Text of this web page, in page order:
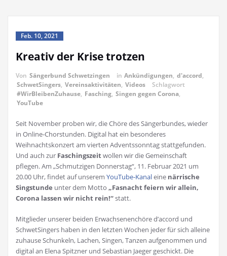
Feb. 10, 2021
Kreativ der Krise trotzen
Von Sängerbund Schwetzingen in Ankündigungen, d'accord,
SchwetSingers, Vereinsaktivitäten, Videos
Schlagwort
#WirBleibenZuhause, Fasching, Singen gegen Corona,
YouTube
Seit November proben wir, die Chöre des Sängerbundes, wieder
in Online-Chorstunden. Digital hat ein besonderes
Weihnachtskonzert am vierten Adventssonntag stattgefunden.
Und auch zur Faschingszeitwollen wir die Gemeinschaft
pflegen. Am „Schmutzigen Donnerstag“, 11. Februar 2021 um
20.00 Uhr, findet auf unserem YouTube-Kanaleine närrische
Singstunde unter dem Motto „Fasnacht feiern wir allein,
Corona lassen wir nicht rein!“statt.
Mitglieder unserer beiden Erwachsenenchöre d’accord und
SchwetSingers haben in den letzten Wochen jeder für sich alleine
zuhause Schunkeln, Lachen, Singen, Tanzen aufgenommen und
digital an Elena Spitzner und Sebastian Jaeger geschickt. Die